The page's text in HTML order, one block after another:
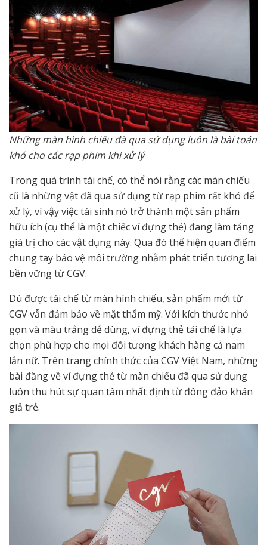
Những màn hình chiếu đã qua sử dụng luôn là bài toán
khó cho các rạp phim khi xử lý
Trong quá trình tái chế, có thể nói rằng các màn chiếu
cũ là những vật đã qua sử dụng từ rạp phim rất khó để
xử lý, vì vậy việc tái sinh nó trở thành một sản phẩm
hữu ích (cụ thể là một chiếc ví đựng thẻ) đang làm tăng
giá trị cho các vật dụng này. Qua đó thể hiện quan điểm
chung tay bảo vệ môi trường nhằm phát triển tương lai
bền vững từ CGV.
Dù được tái chế từ màn hình chiếu, sản phẩm mới từ
CGV vẫn đảm bảo về mặt thẩm mỹ. Với kích thước nhỏ
gọn và màu trắng dễ dùng, ví đựng thẻ tái chế là lựa
chọn phù hợp cho mọi đối tượng khách hàng cả nam
lẫn nữ. Trên trang chính thức của CGV Việt Nam, những
bài đăng về ví đựng thẻ từ màn chiếu đã qua sử dụng
luôn thu hút sự quan tâm nhất định từ đông đảo khán
giả trẻ.